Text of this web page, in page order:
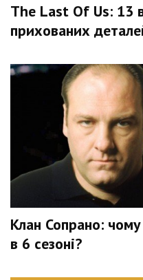
The Last Of Us: 13
прихованих
Клан Сопрано:
в 6 сезоні?